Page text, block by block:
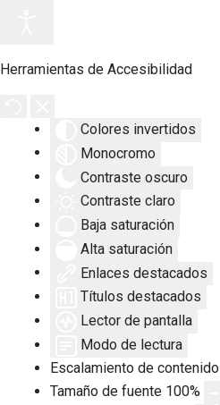
Herramientas de Accesibilidad
Colores invertidos
Monocromo
Contraste oscuro
Contraste claro
Baja saturación
Alta saturación
Enlaces destacados
Títulos destacados
Lector de pantalla
Modo de lectura
Escalamiento de contenido
Tamaño de fuente 100%